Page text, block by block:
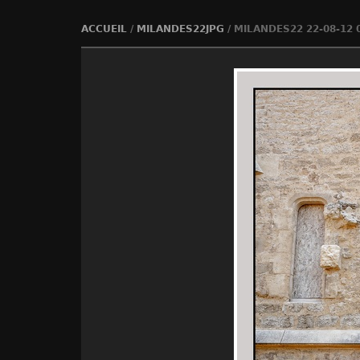
ACCUEIL/ MILANDES22JPG / MILANDES22 22-08-12